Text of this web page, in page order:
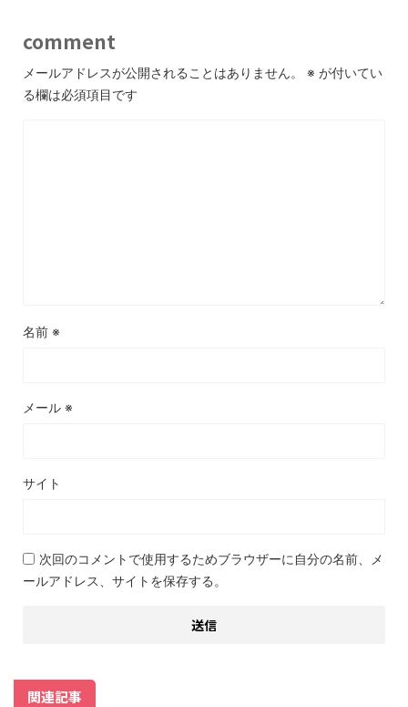
comment
メールアドレスが公開されることはありません。 ※ が付いてい
る欄は必須項目です
名前 ※
メール ※
サイト
次回のコメントで使用するためブラウザーに自分の名前、メ
ールアドレス、サイトを保存する。
関連記事